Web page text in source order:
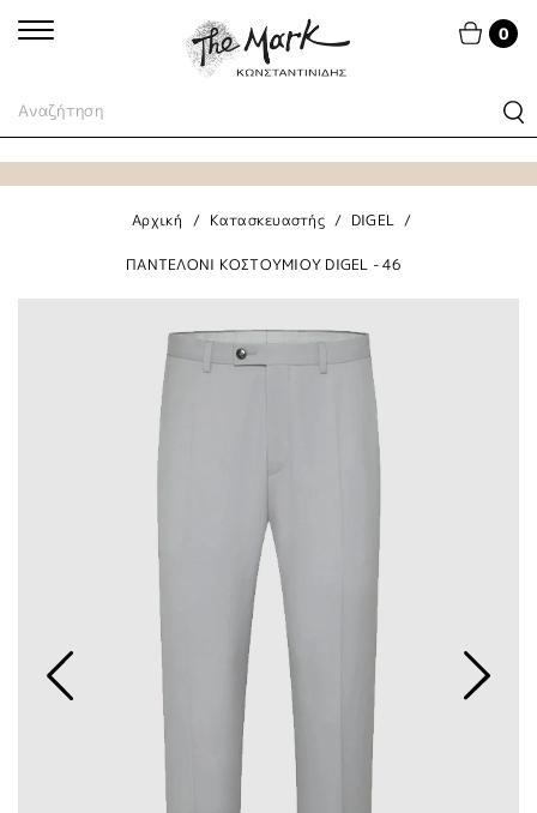
0
Αρχική Κατασκευαστής DIGEL
ΠΑΝΤΕΛΟΝΙ ΚΟΣΤΟΥΜΙΟΥ DIGEL - 46